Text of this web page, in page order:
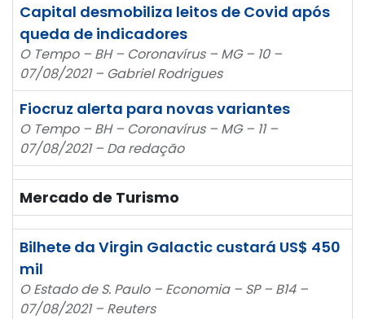
Capital desmobiliza leitos de Covid após
queda de indicadores
O Tempo – BH – Coronavírus – MG – 10 –
07/08/2021 – Gabriel Rodrigues
Fiocruz alerta para novas variantes
O Tempo – BH – Coronavírus – MG – 11 –
07/08/2021 – Da redação
Mercado de Turismo
Bilhete da Virgin Galactic custará US$ 450
mil
O Estado de S. Paulo – Economia – SP – B14 –
07/08/2021 – Reuters